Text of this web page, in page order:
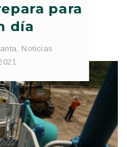
para
día
Noticias